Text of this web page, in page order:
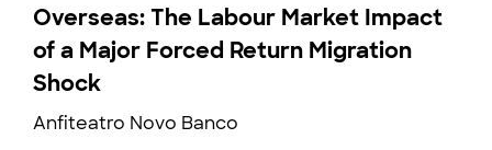
Overseas: The Labour Market Impact
of a Major Forced Return Migration
Shock
Anfiteatro Novo Banco